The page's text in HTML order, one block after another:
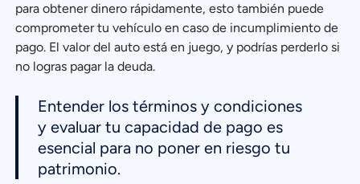
para obtener dinero rápidamente, esto también puede
comprometer tu vehículo en caso de incumplimiento de
pago. El valor del auto está en juego, y podrías perderlo si
no logras pagar la deuda.
Entender los términos y condiciones
y evaluar tu capacidad de pago es
esencial para no poner en riesgo tu
patrimonio.